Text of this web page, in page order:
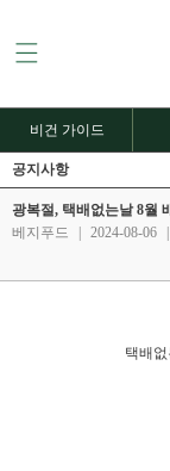
비건 가이드
공지사항
광복절, 택배없는날 8월
베지푸드
2024-08-06
택배